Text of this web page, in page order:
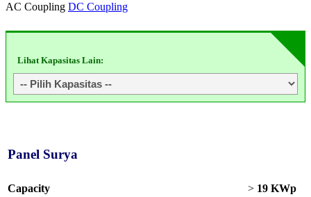
AC Coupling DC Coupling
Lihat Kapasitas Lain:
Panel Surya
Capacity > 19 KWp